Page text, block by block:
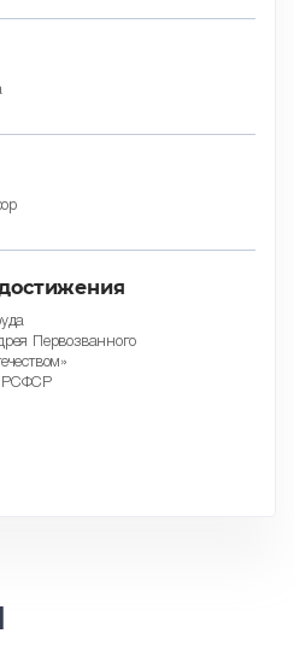
Первозванного
РСФСР